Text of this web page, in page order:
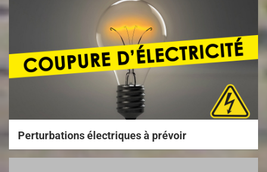
Perturbations électriques à prévoir